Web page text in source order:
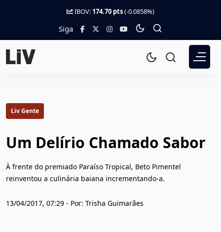
IBOV: 174.70 pts(-0.0858%)
Siga
Liv Gente
Um Delírio Chamado Sabor
À frente do premiado Paraíso Tropical, Beto Pimentel
reinventou a culinária baiana incrementando-a.
13/04/2017, 07:29 - Por: Trisha Guimarães